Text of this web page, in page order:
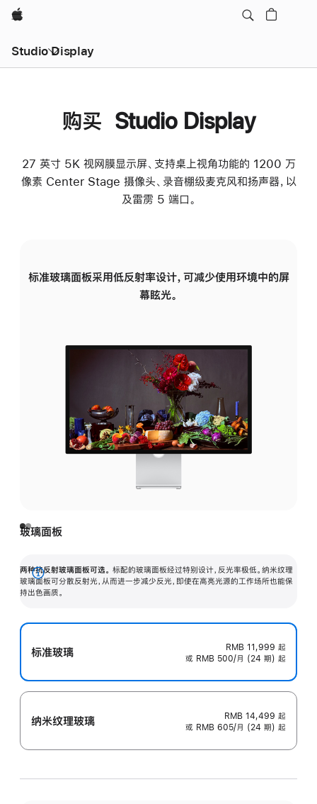
Apple
Studio Display
购买 Studio Display
27 英寸 5K 视网膜显示屏、支持桌上视角功能的 1200 万
像素 Center Stage 摄像头、录音棚级麦克风和扬声器，以
及雷雳 5 端口。
标准玻璃面板采用低反射率设计，可减少使用环境中的屏
幕眩光。
玻璃面板
两种抗反射玻璃面板可选。 标配的玻璃面板经过特别设计，反光率极低。纳米纹理
玻璃面板可分散反射光，从而进一步减少反光，即使在高亮光源的工作场所也能保
持出色画质。
展
开
标准玻璃 RMB 11,999 起
或 RMB 500/月 (24 期) 起
纳米纹理玻璃 RMB 14,499 起
或 RMB 605/月 (24 期) 起